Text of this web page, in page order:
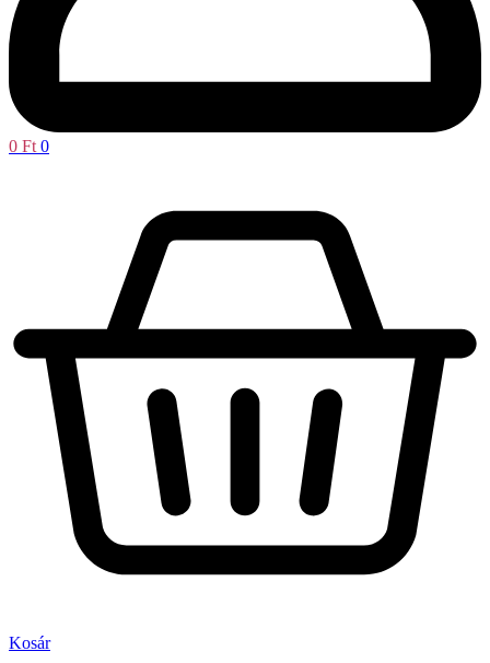
0 Ft 0
Kosár